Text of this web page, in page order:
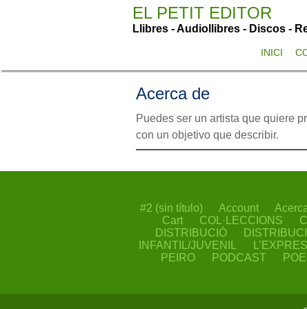
EL PETIT EDITOR
Llibres - Audiollibres - Discos -
INICI
Acerca de
Puedes ser un artista que quiere
con un objetivo que describir.
#2 (sin título) Account
Cart
COL·LECCIONS
DISTRIBUCIÓ
INFANTIL/JUVENIL
PEIRO
PODCAST